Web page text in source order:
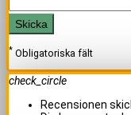
Skicka
* Obligatoriska fält
check_circle
Recensionen